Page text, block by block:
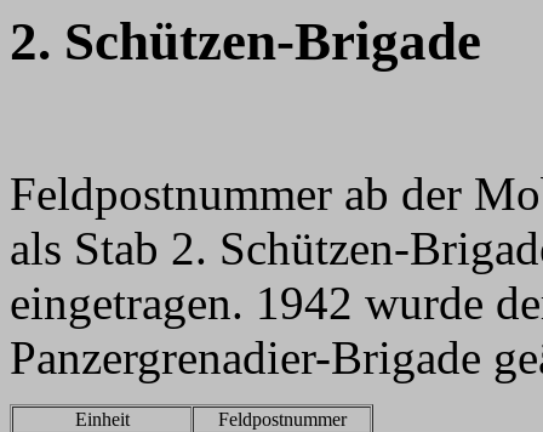
2. Schützen-Brigade
Feldpostnummer ab der
als Stab 2. Schützen-
eingetragen. 1942 wurde
Panzergrenadier-Brigade
Einheit
Feldpostnummer